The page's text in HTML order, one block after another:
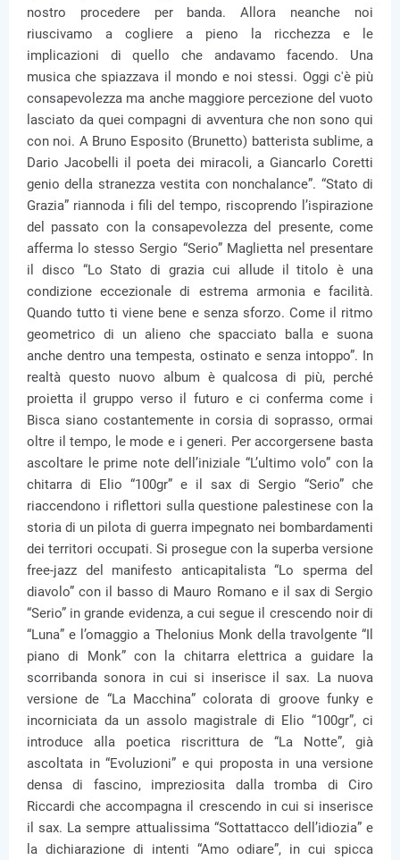
nostro procedere per banda. Allora neanche noi
riuscivamo a cogliere a pieno la ricchezza e le
implicazioni di quello che andavamo facendo. Una
musica che spiazzava il mondo e noi stessi. Oggi c'è più
consapevolezza ma anche maggiore percezione del vuoto
lasciato da quei compagni di avventura che non sono qui
con noi. A Bruno Esposito (Brunetto) batterista sublime, a
Dario Jacobelli il poeta dei miracoli, a Giancarlo Coretti
genio della stranezza vestita con nonchalance”. “Stato di
Grazia” riannoda i fili del tempo, riscoprendo l’ispirazione
del passato con la consapevolezza del presente, come
afferma lo stesso Sergio “Serio” Maglietta nel presentare
il disco “Lo Stato di grazia cui allude il titolo è una
condizione eccezionale di estrema armonia e facilità.
Quando tutto ti viene bene e senza sforzo. Come il ritmo
geometrico di un alieno che spacciato balla e suona
anche dentro una tempesta, ostinato e senza intoppo”. In
realtà questo nuovo album è qualcosa di più, perché
proietta il gruppo verso il futuro e ci conferma come i
Bisca siano costantemente in corsia di soprasso, ormai
oltre il tempo, le mode e i generi. Per accorgersene basta
ascoltare le prime note dell’iniziale “L’ultimo volo” con la
chitarra di Elio “100gr” e il sax di Sergio “Serio” che
riaccendono i riflettori sulla questione palestinese con la
storia di un pilota di guerra impegnato nei bombardamenti
dei territori occupati. Si prosegue con la superba versione
free-jazz del manifesto anticapitalista “Lo sperma del
diavolo” con il basso di Mauro Romano e il sax di Sergio
“Serio” in grande evidenza, a cui segue il crescendo noir di
“Luna” e l’omaggio a Thelonius Monk della travolgente “Il
piano di Monk” con la chitarra elettrica a guidare la
scorribanda sonora in cui si inserisce il sax. La nuova
versione de “La Macchina” colorata di groove funky e
incorniciata da un assolo magistrale di Elio “100gr”, ci
introduce alla poetica riscrittura de “La Notte”, già
ascoltata in “Evoluzioni” e qui proposta in una versione
densa di fascino, impreziosita dalla tromba di Ciro
Riccardi che accompagna il crescendo in cui si inserisce
il sax. La sempre attualissima “Sottattacco dell’idiozia” e
la dichiarazione di intenti “Amo odiare”, in cui spicca